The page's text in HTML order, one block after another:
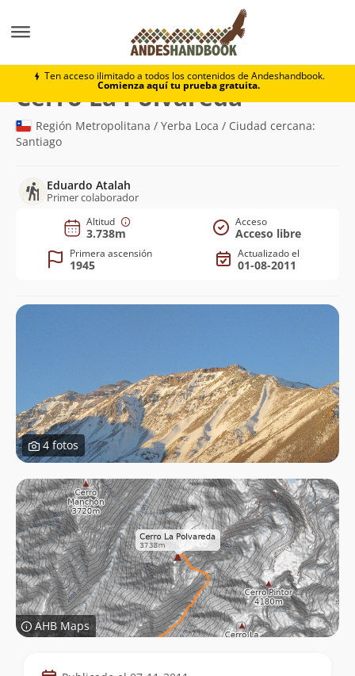
Ten acceso ilimitado a todos los contenidos de Andeshandbook.
Comienza aquí tu prueba gratuita.
Cerro La Polvareda
Cerro La Polvareda(3.738m)
Región Metropolitana / Yerba Loca / Ciudad cercana:
Santiago
Eduardo Atalah
Primer colaborador
Altitud
3.738m
Acceso
Acceso libre
Primera ascensión
1945
Actualizado el
01-08-2011
4 fotos
AHB Maps
Datos